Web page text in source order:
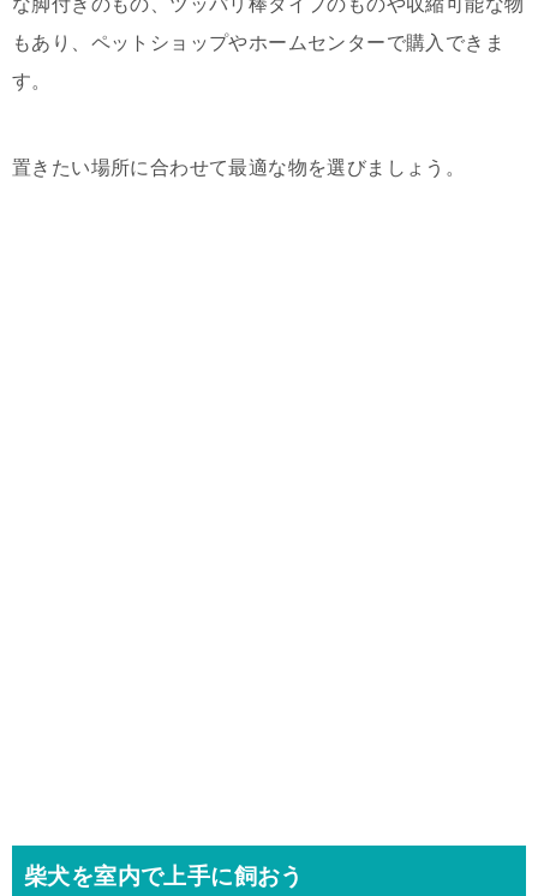
な脚付きのもの、ツッパリ棒タイプのものや収縮可能な物
もあり、ペットショップやホームセンターで購入できま
す。
置きたい場所に合わせて最適な物を選びましょう。
柴犬を室内で上手に飼おう